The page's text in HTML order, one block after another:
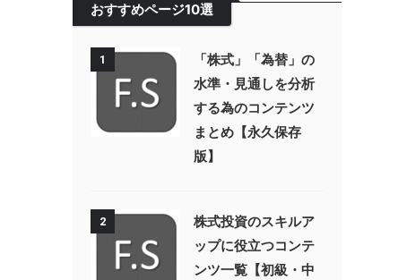
おすすめページ10選
1
「株式」「為替」の
水準・見通しを分析
する為のコンテンツ
まとめ【永久保存
版】
2
株式投資のスキルア
ップに役立つコンテ
ンツ一覧【初級・中